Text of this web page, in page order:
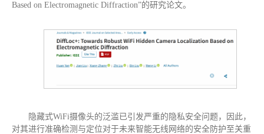
Based on Electromagnetic Diffraction”的研究论文。
隐藏式WiFi摄像头的泛滥已引发严重的隐私安全问题，因此，
对其进行准确检测与定位对于未来智能无线网络的安全防护至关重